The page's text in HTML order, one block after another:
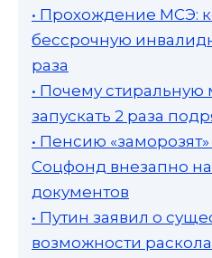
• Прохождение МСЭ:
бессрочную
раза
• Почему
запускать 2 раза
• Пенсию
Соцфонд внезапно
документов
• Путин заявил о
возможности